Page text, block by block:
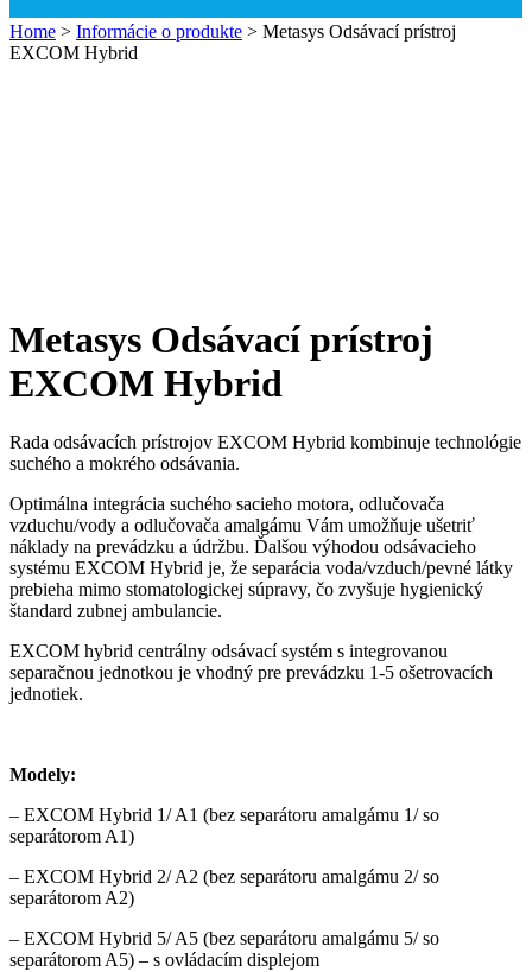
Home > Informácie o produkte > Metasys Odsávací prístroj
EXCOM Hybrid
Metasys Odsávací prístroj
EXCOM Hybrid
Rada odsávacích prístrojov EXCOM Hybrid kombinuje technológie
suchého a mokrého odsávania.
Optimálna integrácia suchého sacieho motora, odlučovača
vzduchu/vody a odlučovača amalgámu Vám umožňuje ušetriť
náklady na prevádzku a údržbu. Ďalšou výhodou odsávacieho
systému EXCOM Hybrid je, že separácia voda/vzduch/pevné látky
prebieha mimo stomatologickej súpravy, čo zvyšuje hygienický
štandard zubnej ambulancie.
EXCOM hybrid centrálny odsávací systém s integrovanou
separačnou jednotkou je vhodný pre prevádzku 1-5 ošetrovacích
jednotiek.
Modely:
– EXCOM Hybrid 1/ A1 (bez separátoru amalgámu 1/ so
separátorom A1)
– EXCOM Hybrid 2/ A2 (bez separátoru amalgámu 2/ so
separátorom A2)
– EXCOM Hybrid 5/ A5 (bez separátoru amalgámu 5/ so
separátorom A5) – s ovládacím displejom